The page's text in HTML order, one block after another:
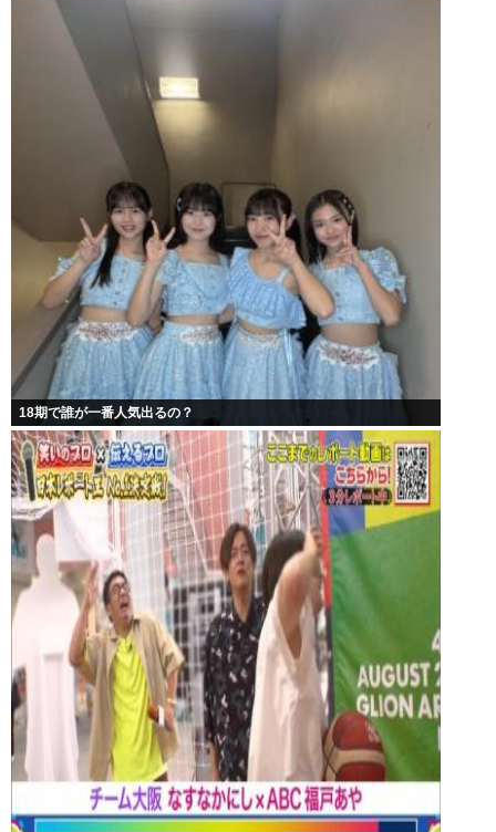
18期で誰が一番人気出るの？